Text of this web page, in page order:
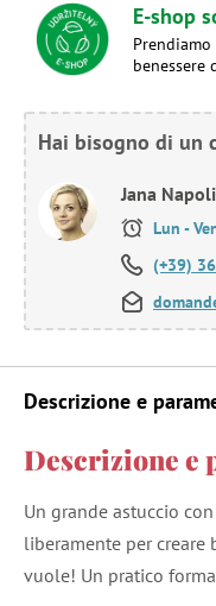
E-shop
benessere
Hai bisogno di un
Jana
Lun -
(+39)
Descrizione e
Descrizione e
Un grande astuccio
liberamente per creare
vuole! Un pratico